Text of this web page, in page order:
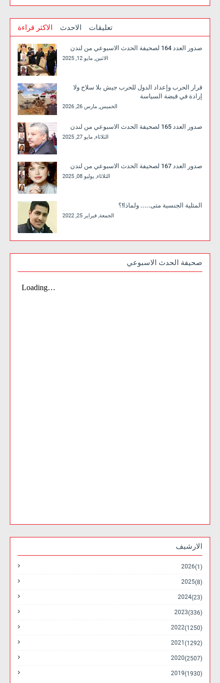
الاكثر قراءة الاحدث تعليقات
صدور العدد 164 لصحيفة الحدث الاسبوعي من لندن
الاثنين, مايو 12, 2025
قرار الحرب وإعداد الدول للحرب جيش بلا سلاح ولا
إرادة في قبضة السياسة
الخميس, مارس 26, 2026
صدور العدد 165 لصحيفة الحدث الاسبوعي من لندن
الثلاثاء, مايو 27, 2025
صدور العدد 167 لصحيفة الحدث الاسبوعي من لندن
الثلاثاء, يوليو 08, 2025
المثلية الجنسية متى..... ولماذا!؟
الجمعة, فبراير 25, 2022
صحيفة الحدث الاسبوعي
الارشيف
2026 (1)
2025 (8)
2024 (23)
2023 (336)
2022 (1250)
2021 (1292)
2020 (2507)
2019 (1930)